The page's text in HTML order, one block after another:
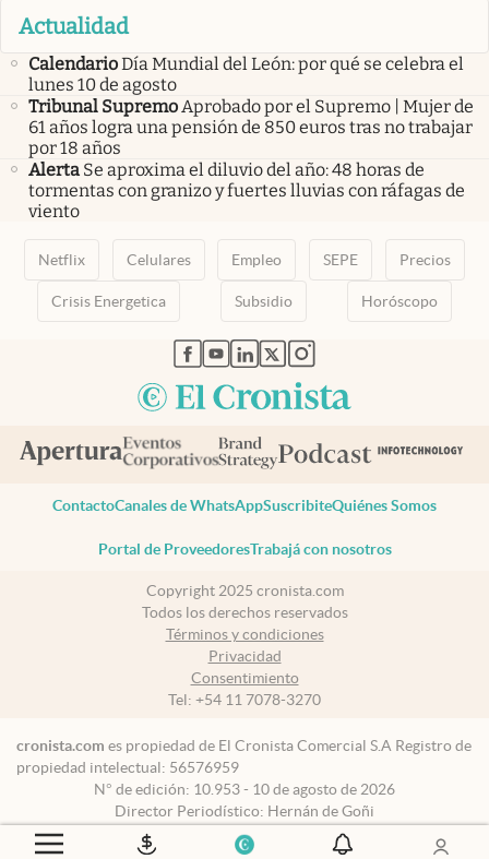
Actualidad
CalendarioDía Mundial del León: por qué se celebra el
lunes 10 de agosto
Tribunal SupremoAprobado por el Supremo | Mujer de
61 años logra una pensión de 850 euros tras no trabajar
por 18 años
Alerta Se aproxima el diluvio del año: 48 horas de
tormentas con granizo y fuertes lluvias con ráfagas de
viento
Netflix Celulares Empleo SEPE Precios
Crisis Energetica Subsidio Horóscopo
abre en nueva pestaña
abre en nueva pestaña
abre en nueva pestaña
abre en nueva pestaña
abre en nueva pestaña
ContactoCanales de WhatsAppSuscribiteQuiénes Somos
Portal de ProveedoresTrabajá con nosotros
Copyright 2025 cronista.com
Todos los derechos reservados
Términos y condiciones
Privacidad
Consentimiento
Tel: +54 11 7078-3270
cronista.com es propiedad de El Cronista Comercial S.A Registro de
propiedad intelectual: 56576959
N° de edición: 10.953 - 10 de agosto de 2026
Director Periodístico: Hernán de Goñi